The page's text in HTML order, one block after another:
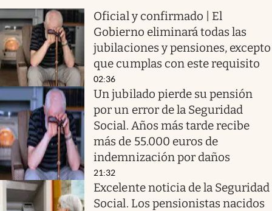
Oficial y confirmado | El
Gobierno eliminará todas las
jubilaciones y pensiones, excepto
que cumplas con este requisito
02:36
Un jubilado pierde su pensión
por un error de la Seguridad
Social. Años más tarde recibe
más de 55.000 euros de
indemnización por daños
21:32
Excelente noticia de la Seguridad
Social. Los pensionistas nacidos